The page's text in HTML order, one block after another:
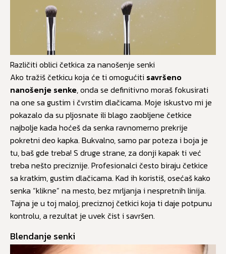
Različiti oblici četkica za nanošenje senki
Ako tražiš četkicu koja će ti omogućiti savršeno
nanošenje senke, onda se definitivno moraš fokusirati
na one sa gustim i čvrstim dlačicama. Moje iskustvo mi je
pokazalo da su pljosnate ili blago zaobljene četkice
najbolje kada hoćeš da senka ravnomerno prekrije
pokretni deo kapka. Bukvalno, samo par poteza i boja je
tu, baš gde treba! S druge strane, za donji kapak ti već
treba nešto preciznije. Profesionalci često biraju četkice
sa kratkim, gustim dlačicama. Kad ih koristiš, osećaš kako
senka “klikne” na mesto, bez mrljanja i nespretnih linija.
Tajna je u toj maloj, preciznoj četkici koja ti daje potpunu
kontrolu, a rezultat je uvek čist i savršen.
Blendanje senki